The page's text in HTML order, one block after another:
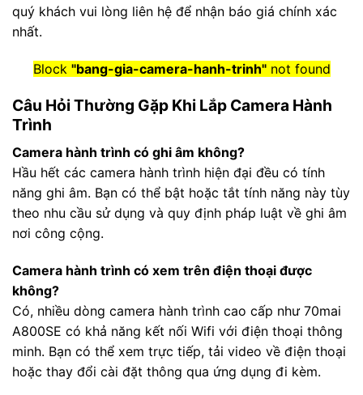
quý khách vui lòng liên hệ để nhận báo giá chính xác
nhất.
Block "bang-gia-camera-hanh-trinh"not found
Câu Hỏi Thường Gặp Khi Lắp Camera Hành
Trình
Camera hành trình có ghi âm không?
Hầu hết các camera hành trình hiện đại đều có tính
năng ghi âm. Bạn có thể bật hoặc tắt tính năng này tùy
theo nhu cầu sử dụng và quy định pháp luật về ghi âm
nơi công cộng.
Camera hành trình có xem trên điện thoại được
không?
Có, nhiều dòng camera hành trình cao cấp như 70mai
A800SE có khả năng kết nối Wifi với điện thoại thông
minh. Bạn có thể xem trực tiếp, tải video về điện thoại
hoặc thay đổi cài đặt thông qua ứng dụng đi kèm.